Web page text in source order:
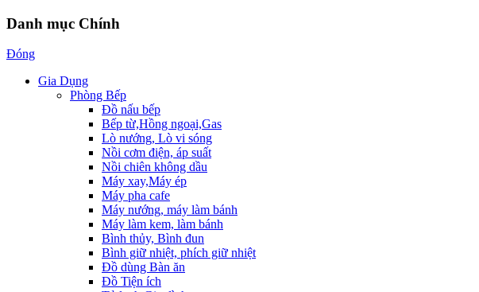
Danh mục Chính
Đóng
Gia Dụng
Phòng Bếp
Đồ nấu bếp
Bếp từ,Hồng ngoại,Gas
Lò nướng, Lò vi sóng
Nồi cơm điện, áp suất
Nồi chiên không dầu
Máy xay,Máy ép
Máy pha cafe
Máy nướng, máy làm bánh
Máy làm kem, làm bánh
Bình thủy, Bình đun
Bình giữ nhiệt, phích giữ nhiệt
Đồ dùng Bàn ăn
Đồ Tiện ích